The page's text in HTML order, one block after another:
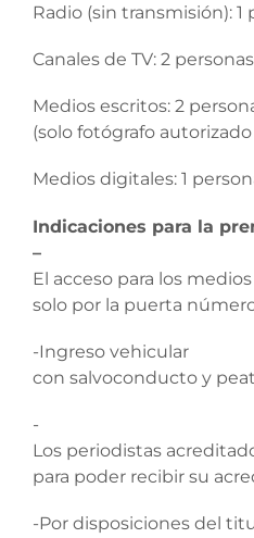
Radio (sin transmisión): 1
Canales de TV: 2
Medios escritos: 2
(solo fotógrafo
Medios digitales: 1
Indicaciones para la
–
El acceso para los
solo por la puerta
-Ingreso vehicular
con salvoconducto y
-
Los periodistas
para poder recibir su
-Por disposiciones del